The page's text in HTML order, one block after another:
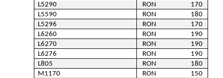
L5290
RON                       170
L5590
RON                       180
L5296
RON                       170
L6260
RON                       190
L6270
RON                       190
L6276
RON                       190
L805
RON                       180
M1170
RON                       150